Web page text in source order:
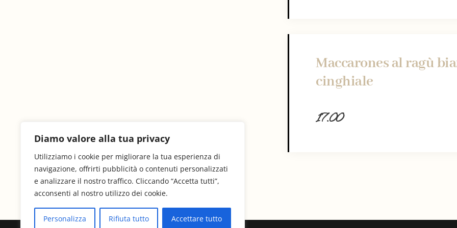
Diamo valore alla tua privacy
Utilizziamo i cookie per migliorare la tua esperienza di
navigazione, offrirti pubblicità o contenuti personalizzati
e analizzare il nostro traffico. Cliccando “Accetta tutti”,
acconsenti al nostro utilizzo dei cookie.
Personalizza Rifiuta tutto Accettare tutto
Maccarones al ragù
cinghiale
17.00